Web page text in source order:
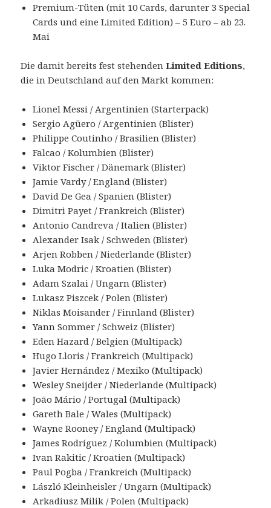
Premium-Tüten (mit 10 Cards, darunter 3 Special
Cards und eine Limited Edition) – 5 Euro – ab 23.
Mai
Die damit bereits fest stehendenLimited Editions,
die in Deutschland auf den Markt kommen:
Lionel Messi / Argentinien (Starterpack)
Sergio Agüero / Argentinien (Blister)
Philippe Coutinho / Brasilien (Blister)
Falcao / Kolumbien (Blister)
Viktor Fischer / Dänemark (Blister)
Jamie Vardy / England (Blister)
David De Gea / Spanien (Blister)
Dimitri Payet / Frankreich (Blister)
Antonio Candreva / Italien (Blister)
Alexander Isak / Schweden (Blister)
Arjen Robben / Niederlande (Blister)
Luka Modric / Kroatien (Blister)
Adam Szalai / Ungarn (Blister)
Lukasz Piszcek / Polen (Blister)
Niklas Moisander / Finnland (Blister)
Yann Sommer / Schweiz (Blister)
Eden Hazard / Belgien (Multipack)
Hugo Lloris / Frankreich (Multipack)
Javier Hernández / Mexiko (Multipack)
Wesley Sneijder / Niederlande (Multipack)
João Mário / Portugal (Multipack)
Gareth Bale / Wales (Multipack)
Wayne Rooney / England (Multipack)
James Rodríguez / Kolumbien (Multipack)
Ivan Rakitic / Kroatien (Multipack)
Paul Pogba / Frankreich (Multipack)
László Kleinheisler / Ungarn (Multipack)
Arkadiusz Milik / Polen (Multipack)